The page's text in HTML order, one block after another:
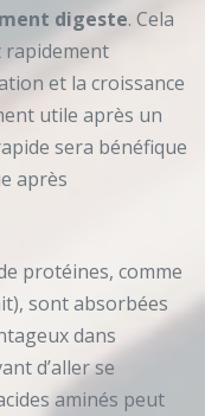
digeste. Cela
rapidement
et la croissance
utile après un
sera bénéfique
après
protéines, comme
sont absorbées
dans
d’aller se
aminés peut